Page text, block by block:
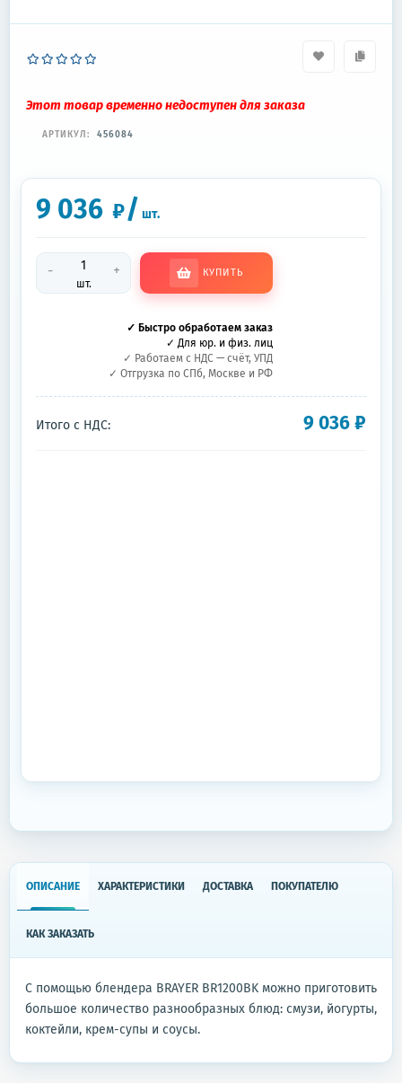
Этот товар временно недоступен для заказа
АРТИКУЛ: 456084
9 036 ₽/ шт.
-
шт.
+ КУПИТЬ
✓ Быстро обработаем заказ
✓ Для юр. и физ. лиц
✓ Работаем с НДС — счёт, УПД
✓ Отгрузка по СПб, Москве и РФ
Итого с НДС: 9 036₽
ОПИСАНИЕ ХАРАКТЕРИСТИКИ ДОСТАВКА ПОКУПАТЕЛЮ
КАК ЗАКАЗАТЬ
С помощью блендера BRAYER BR1200BK можно приготовить
большое количество разнообразных блюд: смузи, йогурты,
коктейли, крем-супы и соусы.